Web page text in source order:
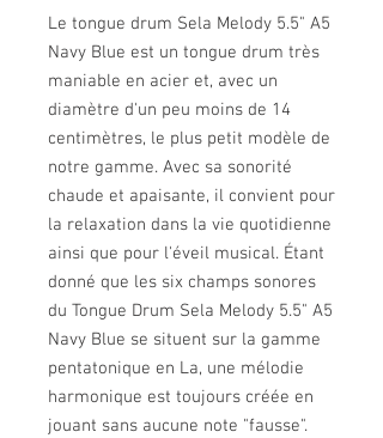
Le tongue drum Sela Melody 5.5" A5
Navy Blue est un tongue drum très
maniable en acier et, avec un
diamètre d'un peu moins de 14
centimètres, le plus petit modèle de
notre gamme. Avec sa sonorité
chaude et apaisante, il convient pour
la relaxation dans la vie quotidienne
ainsi que pour l'éveil musical. Étant
donné que les six champs sonores
du Tongue Drum Sela Melody 5.5" A5
Navy Blue se situent sur la gamme
pentatonique en La, une mélodie
harmonique est toujours créée en
jouant sans aucune note "fausse".